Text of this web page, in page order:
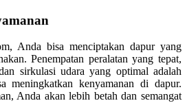
Anda bisa menciptakan dapur yang
Penempatan peralatan yang tepat,
sirkulasi udara yang optimal adalah
meningkatkan kenyamanan di dapur.
Anda akan lebih betah dan semangat